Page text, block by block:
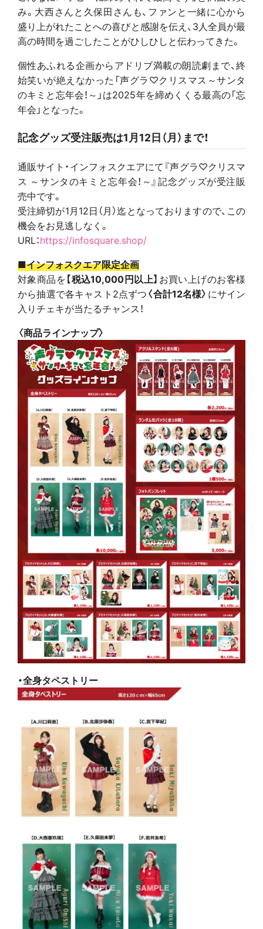
み。大西さんと久保田さんも、ファンと一緒に心から
盛り上がれたことへの喜びと感謝を伝え、3人全員が最
高の時間を過ごしたことがひしひしと伝わってきた。
個性あふれる企画からアドリブ満載の朗読劇まで、終
始笑いが絶えなかった「声グラ♡クリスマス～サンタ
のキミと忘年会！～」は2025年を締めくくる最高の「忘
年会」となった。
記念グッズ受注販売は1月12日（月）まで！
通販サイト・インフォスクエアにて『声グラ♡クリスマ
ス ～サンタのキミと忘年会！～』記念グッズが受注販
売中です。
受注締切が1月12日（月）迄となっておりますので、この
機会をお見逃しなく。
URL：https://infosquare.shop/
■インフォスクエア限定企画
対象商品を【税込10,000円以上】 お買い上げのお客様
から抽選で各キャスト2点ずつ〈合計12名様〉 にサイン
入りチェキが当たるチャンス！
〈商品ラインナップ〉
・全身タペストリー